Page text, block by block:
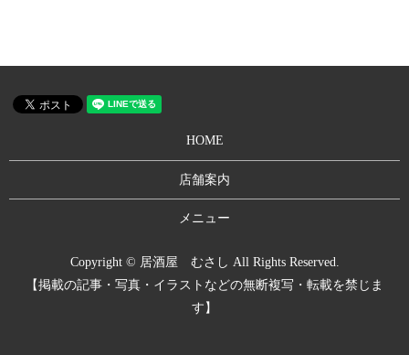
HOME
店舗案内
メニュー
Copyright © 居酒屋 むさし All Rights Reserved.
【掲載の記事・写真・イラストなどの無断複写・転載を禁じま
す】